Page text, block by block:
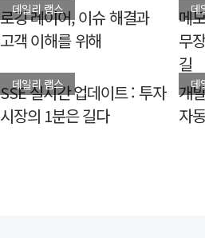
데일리 랩스
로깅 레이어, 이슈 해결과
고객 이해를 위해
데
메
무
길
데일리 랩스
SSE 실시간 업데이트 : 투자
시장의 1분은 길다
데
개
자